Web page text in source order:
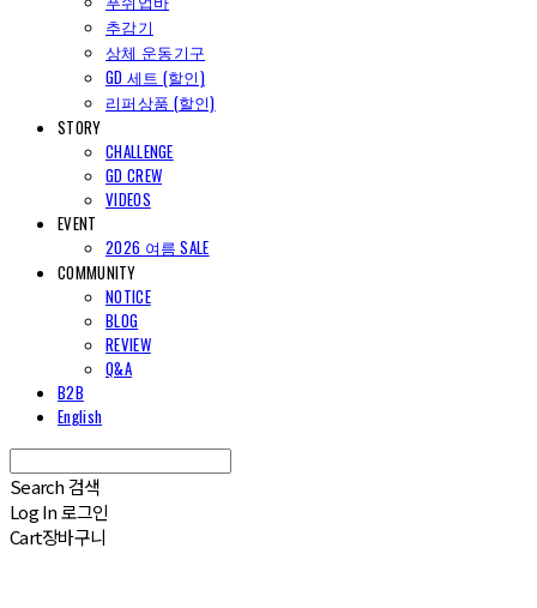
추감기
상체 운동기구
GD 세트 (할인)
리퍼상품 (할인)
STORY
CHALLENGE
GD CREW
VIDEOS
EVENT
2026 여름 SALE
COMMUNITY
NOTICE
BLOG
REVIEW
Q&A
B2B
English
Search 검색
Log In로그인
Cart장바구니